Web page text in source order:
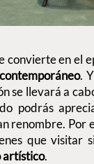
convierte en el
.
se llevará a
podrás
renombre. Por
que visitar
artístico.